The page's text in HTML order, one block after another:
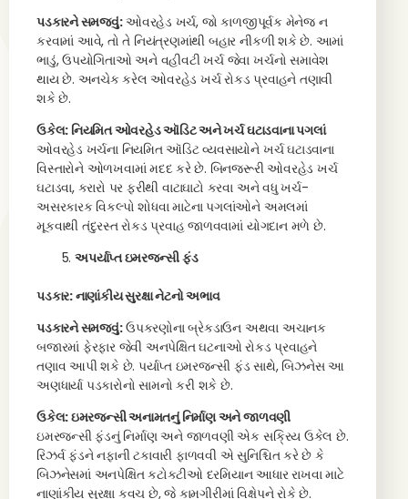
પડકારને સમજવું:ઓવરહેડ ખર્ચ, જો કાળજીપૂર્વક મેનેજ ન
કરવામાં આવે, તો તે નિયંત્રણમાંથી બહાર નીકળી શકે છે. આમાં
ભાડું, ઉપયોગિતાઓ અને વહીવટી ખર્ચ જેવા ખર્ચનો સમાવેશ
થાય છે. અનચેક કરેલ ઓવરહેડ ખર્ચ રોકડ પ્રવાહને તણાવી
શકે છે.
ઉકેલ: નિયમિત ઓવરહેડ ઑડિટ અને ખર્ચ ઘટાડવાના પગલાં
ઓવરહેડ ખર્ચના નિયમિત ઑડિટ વ્યવસાયોને ખર્ચ ઘટાડવાના
વિસ્તારોને ઓળખવામાં મદદ કરે છે. બિનજરૂરી ઓવરહેડ ખર્ચ
ઘટાડવા, કરારો પર ફરીથી વાટાઘાટો કરવા અને વધુ ખર્ચ-
અસરકારક વિકલ્પો શોધવા માટેના પગલાંઓને અમલમાં
મૂકવાથી તંદુરસ્ત રોકડ પ્રવાહ જાળવવામાં યોગદાન મળે છે.
અપર્યાપ્ત ઇમરજન્સી ફંડ
પડકાર: નાણાંકીય સુરક્ષા નેટનો અભાવ
પડકારને સમજવું:ઉપકરણોના બ્રેકડાઉન અથવા અચાનક
બજારમાં ફેરફાર જેવી અનપેક્ષિત ઘટનાઓ રોકડ પ્રવાહને
તણાવ આપી શકે છે. પર્યાપ્ત ઇમરજન્સી ફંડ સાથે, બિઝનેસ આ
અણધાર્યા પડકારોનો સામનો કરી શકે છે.
ઉકેલ: ઇમરજન્સી અનામતનું નિર્માણ અને જાળવણી
ઇમરજન્સી ફંડનું નિર્માણ અને જાળવણી એક સક્રિય ઉકેલ છે.
રિઝર્વ ફંડને નફાની ટકાવારી ફાળવવી એ સુનિશ્ચિત કરે છે કે
બિઝનેસમાં અનપેક્ષિત કટોકટીઓ દરમિયાન આધાર રાખવા માટે
નાણાંકીય સુરક્ષા કવચ છે, જે કામગીરીમાં વિક્ષેપને રોકે છે.